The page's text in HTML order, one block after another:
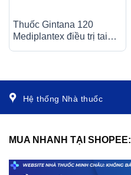
Thuốc Gintana 120
Mediplantex điều trị tai
Hệ thống Nhà thuốc
MUA NHANH TẠI SHOPEE: